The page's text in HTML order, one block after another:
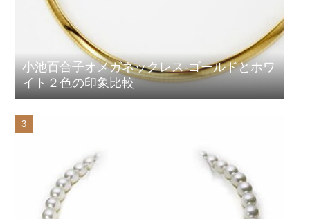
小池百合子オメガネックレス-ゴールドとホワ
イト２色の印象比較